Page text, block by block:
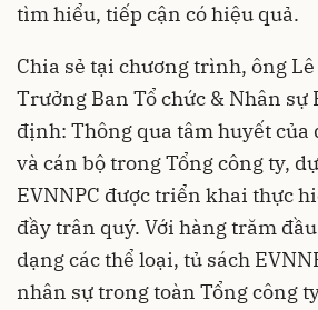
tìm hiểu, tiếp cận có hiệu quả.
Chia sẻ tại chương trình, ông
Trưởng Ban Tổ chức & Nhân sự
định: Thông qua tâm huyết của
và cán bộ trong Tổng công ty,
EVNNPC được triển khai thực
đầy trân quý. Với hàng trăm
dạng các thể loại, tủ sách
nhân sự trong toàn Tổng công